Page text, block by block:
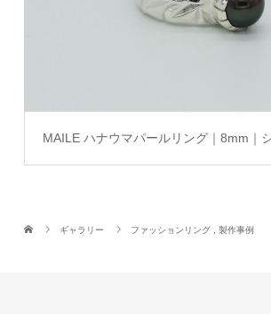
MAILE ハナウマパールリング｜8mm｜
ギャラリー ファッションリング ,製作事例